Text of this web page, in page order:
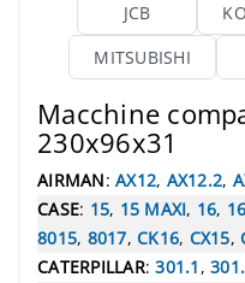
JCB
MITSUBISHI
Macchine
230x96x31
AIRMAN: AX12, AX12.2,
CASE: 15, 15 MAXI, 16,
8015, 8017, CK16, CX15,
CATERPILLAR:301.1 ,